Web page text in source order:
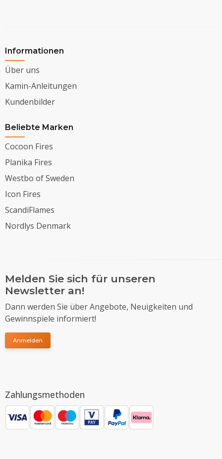
Informationen
Über uns
Kamin-Anleitungen
Kundenbilder
Beliebte Marken
Cocoon Fires
Planika Fires
Westbo of Sweden
Icon Fires
ScandiFlames
Nordlys Denmark
Melden Sie sich für unseren
Newsletter an!
Dann werden Sie über Angebote, Neuigkeiten und
Gewinnspiele informiert!
Anmelden
Zahlungsmethoden